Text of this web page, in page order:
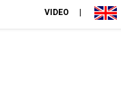
VIDEO